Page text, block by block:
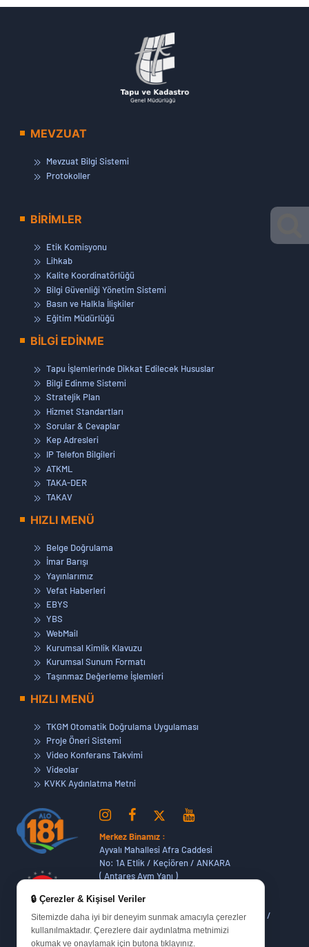
🔒 Çerezler & Kişisel Veriler
Sitemizde daha iyi bir deneyim sunmak amacıyla çerezler
kullanılmaktadır. Çerezlere dair aydınlatma metnimizi
okumak ve onaylamak için butona tıklayınız.
MEVZUAT
Mevzuat Bilgi Sistemi
Protokoller
BİRİMLER
Etik Komisyonu
Lihkab
Kalite Koordinatörlüğü
Bilgi Güvenliği Yönetim Sistemi
Basın ve Halkla İlişkiler
Eğitim Müdürlüğü
BİLGİ EDİNME
Tapu İşlemlerinde Dikkat Edilecek Hususlar
Bilgi Edinme Sistemi
Stratejik Plan
Hizmet Standartları
Sorular & Cevaplar
Kep Adresleri
IP Telefon Bilgileri
ATKML
TAKA-DER
TAKAV
HIZLI MENÜ
Belge Doğrulama
İmar Barışı
Yayınlarımız
Vefat Haberleri
EBYS
YBS
WebMail
Kurumsal Kimlik Klavuzu
Kurumsal Sunum Formatı
Taşınmaz Değerleme İşlemleri
HIZLI MENÜ
TKGM Otomatik Doğrulama Uygulaması
Proje Öneri Sistemi
Video Konferans Takvimi
Videolar
KVKK Aydınlatma Metni
Merkez Binamız :
Ayvalı Mahallesi Afra Caddesi
No: 1A Etlik / Keçiören / ANKARA
( Antares Avm Yanı )
Dikmen Hizmet Binamız :
Dikmen Caddesi No:14 (06420) Bakanlıklar /
ANKARA